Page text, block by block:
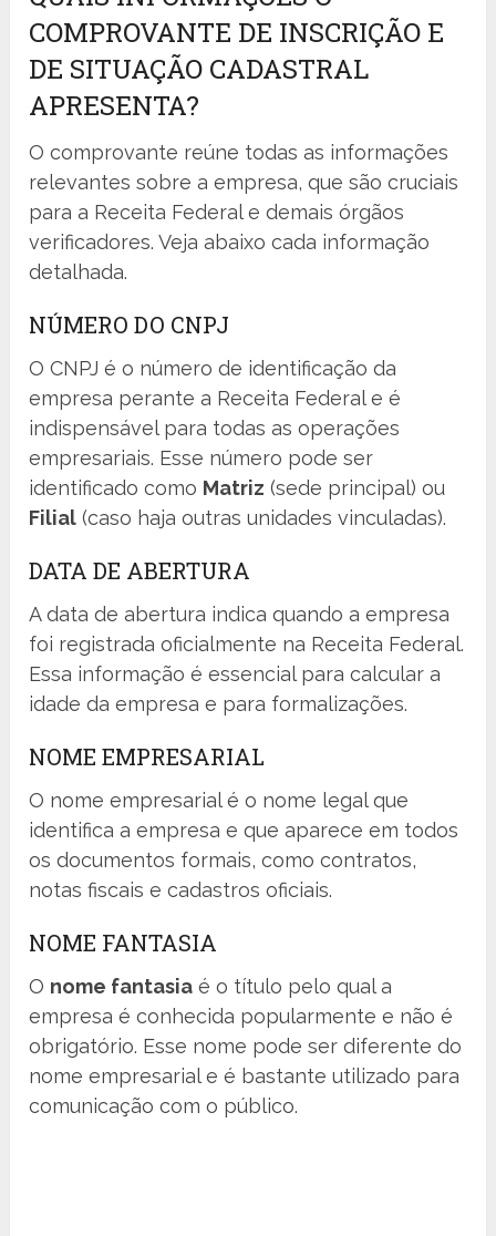
COMPROVANTE DE INSCRIÇÃO E
DE SITUAÇÃO CADASTRAL
APRESENTA?
O comprovante reúne todas as informações
relevantes sobre a empresa, que são cruciais
para a Receita Federal e demais órgãos
verificadores. Veja abaixo cada informação
detalhada.
NÚMERO DO CNPJ
O CNPJ é o número de identificação da
empresa perante a Receita Federal e é
indispensável para todas as operações
empresariais. Esse número pode ser
identificado como Matriz (sede principal) ou
Filial (caso haja outras unidades vinculadas).
DATA DE ABERTURA
A data de abertura indica quando a empresa
foi registrada oficialmente na Receita Federal.
Essa informação é essencial para calcular a
idade da empresa e para formalizações.
NOME EMPRESARIAL
O nome empresarial é o nome legal que
identifica a empresa e que aparece em todos
os documentos formais, como contratos,
notas fiscais e cadastros oficiais.
NOME FANTASIA
O nome fantasia é o título pelo qual a
empresa é conhecida popularmente e não é
obrigatório. Esse nome pode ser diferente do
nome empresarial e é bastante utilizado para
comunicação com o público.